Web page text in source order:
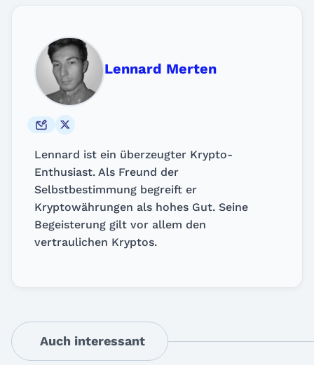
Lennard Merten
Lennard ist ein überzeugter Krypto-
Enthusiast. Als Freund der
Selbstbestimmung begreift er
Kryptowährungen als hohes Gut. Seine
Begeisterung gilt vor allem den
vertraulichen Kryptos.
Auch interessant